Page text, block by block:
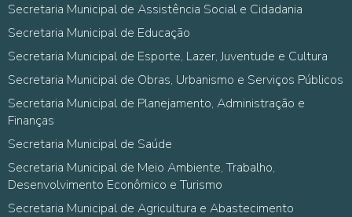
Secretaria Municipal de Assistência Social e Cidadania
Secretaria Municipal de Educação
Secretaria Municipal de Esporte, Lazer, Juventude e Cultura
Secretaria Municipal de Obras, Urbanismo e Serviços Públicos
Secretaria Municipal de Planejamento, Administração e
Finanças
Secretaria Municipal de Saúde
Secretaria Municipal de Meio Ambiente, Trabalho,
Desenvolvimento Econômico e Turismo
Secretaria Municipal de Agricultura e Abastecimento